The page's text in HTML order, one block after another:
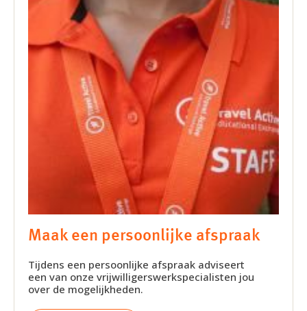
Maak een persoonlijke afspraak
Tijdens een persoonlijke afspraak adviseert
een van onze vrijwilligerswerkspecialisten jou
over de mogelijkheden.